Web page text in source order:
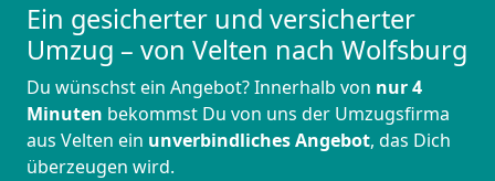
Ein gesicherter und versicherter
Umzug – von Velten nach Wolfsburg
Du wünschst ein Angebot? Innerhalb von nur 4
Minuten bekommst Du von uns der Umzugsfirma
aus Velten ein unverbindliches Angebot, das Dich
überzeugen wird.